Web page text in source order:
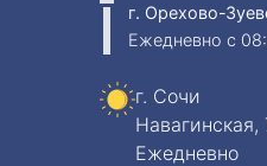
г. Орехово-
Ежедневно c
г. Сочи
Навагинская,
Ежедневно